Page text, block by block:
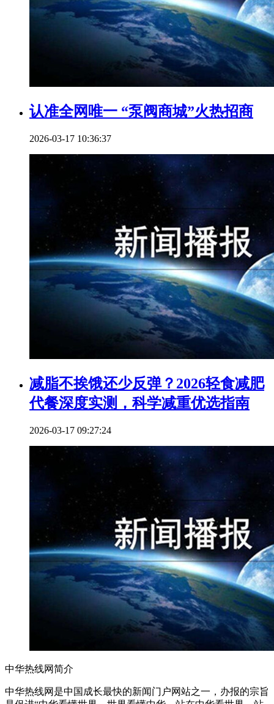
认准全网唯一 “泵阀商城”火热招商
2026-03-17 10:36:37
减脂不挨饿还少反弹？2026轻食减肥
代餐深度实测，科学减重优选指南
2026-03-17 09:27:24
中华热线网简介
中华热线网是中国成长最快的新闻门户网站之一，办报的宗旨